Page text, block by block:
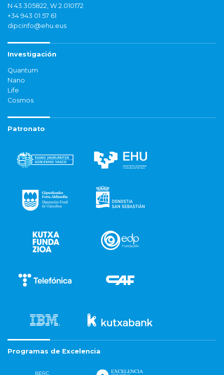
N 43.305822, W 2.010172
+34 943 01 57 61
dipcinfo@ehu.eus
Investigación
Quantum
Nano
Life
Cosmos
Patronato
Programas de Excelencia